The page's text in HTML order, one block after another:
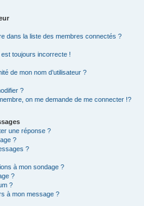
dans la liste des membres connectés ?
est toujours incorrecte !
de mon nom d’utilisateur ?
?
on me demande de me connecter !?
une réponse ?
?
?
à mon sondage ?
?
?
à mon message ?